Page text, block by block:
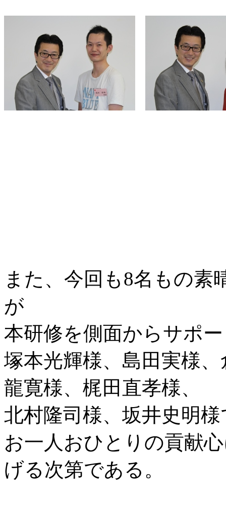
また、今回も8名もの素
が
本研修を側面からサポ
塚本光輝様、島田実様
龍寛様、梶田直孝様、
北村隆司様、坂井史明
お一人おひとりの貢献
げる次第である。